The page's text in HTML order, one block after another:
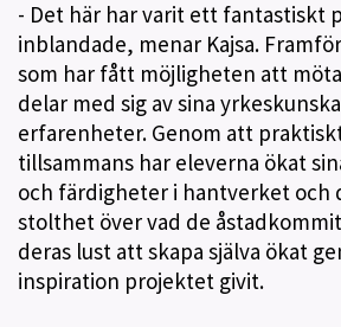
- Det här har varit ett fantastiskt
inblandade, menar Kajsa.
som har fått möjligheten att
delar med sig av sina
erfarenheter. Genom att
tillsammans har eleverna ökat
och färdigheter i hantverket och
stolthet över vad de
deras lust att skapa själva ökat
inspiration projektet givit.